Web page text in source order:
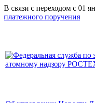
В связи с переходом с
платежного поручения